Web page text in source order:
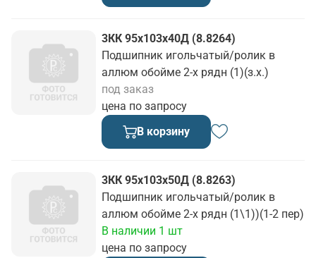
3КК 95х103х40Д (8.8264)
Подшипник игольчатый/ролик в
аллюм обойме 2-х рядн (1)(з.х.)
цена по запросу
под заказ
В корзину
3КК 95х103х50Д (8.8263)
Подшипник игольчатый/ролик в
аллюм обойме 2-х рядн (1\1))(1-2 пер)
цена по запросу
В наличии 1 шт